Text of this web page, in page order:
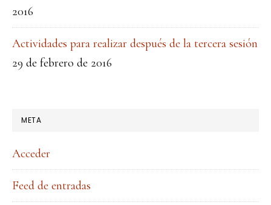
2016
Actividades para realizar después de la tercera sesión
29 de febrero de 2016
META
Acceder
Feed de entradas